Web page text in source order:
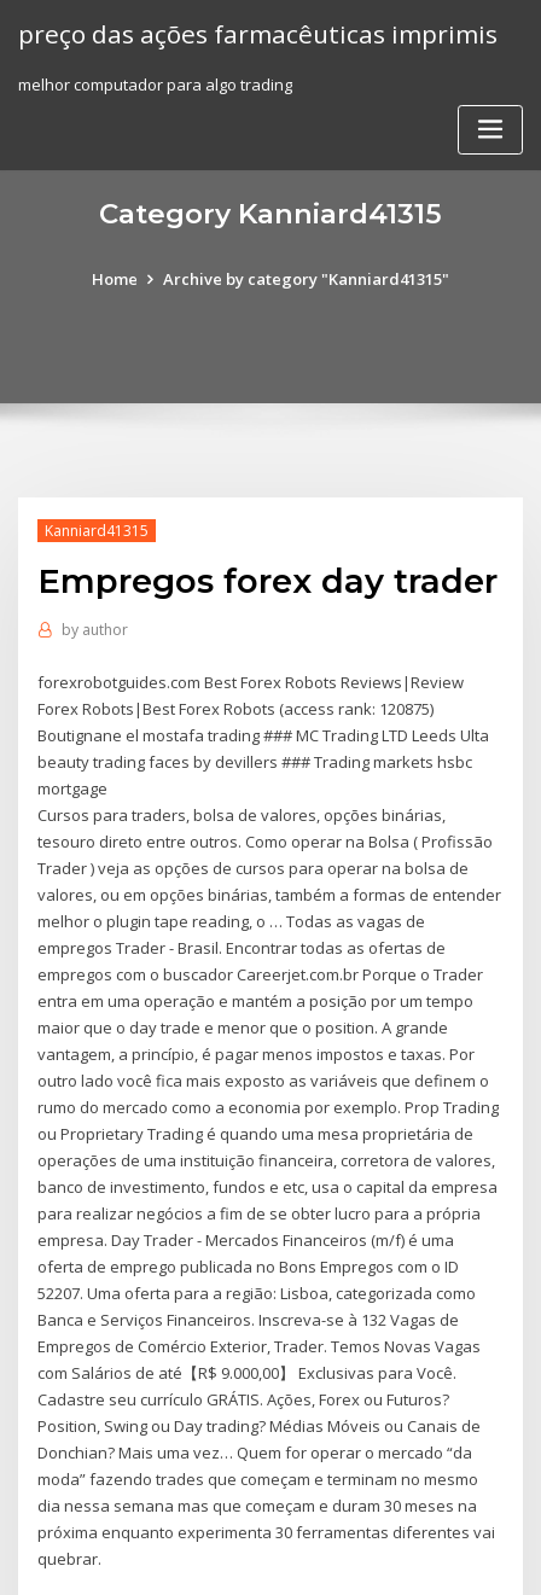
preço das ações farmacêuticas imprimis
melhor computador para algo trading
Category Kanniard41315
Home Archive by category "Kanniard41315"
Kanniard41315
Empregos forex day trader
by author
forexrobotguides.com Best Forex Robots Reviews|Review
Forex Robots|Best Forex Robots (access rank: 120875)
Boutignane el mostafa trading ### MC Trading LTD Leeds Ulta
beauty trading faces by devillers ### Trading markets hsbc
mortgage
Cursos para traders, bolsa de valores, opções binárias,
tesouro direto entre outros. Como operar na Bolsa ( Profissão
Trader ) veja as opções de cursos para operar na bolsa de
valores, ou em opções binárias, também a formas de entender
melhor o plugin tape reading, o … Todas as vagas de
empregos Trader - Brasil. Encontrar todas as ofertas de
empregos com o buscador Careerjet.com.br Porque o Trader
entra em uma operação e mantém a posição por um tempo
maior que o day trade e menor que o position. A grande
vantagem, a princípio, é pagar menos impostos e taxas. Por
outro lado você fica mais exposto as variáveis que definem o
rumo do mercado como a economia por exemplo. Prop Trading
ou Proprietary Trading é quando uma mesa proprietária de
operações de uma instituição financeira, corretora de valores,
banco de investimento, fundos e etc, usa o capital da empresa
para realizar negócios a fim de se obter lucro para a própria
empresa. Day Trader - Mercados Financeiros (m/f) é uma
oferta de emprego publicada no Bons Empregos com o ID
52207. Uma oferta para a região: Lisboa, categorizada como
Banca e Serviços Financeiros. Inscreva-se à 132 Vagas de
Empregos de Comércio Exterior, Trader. Temos Novas Vagas
com Salários de até【R$ 9.000,00】 Exclusivas para Você.
Cadastre seu currículo GRÁTIS. Ações, Forex ou Futuros?
Position, Swing ou Day trading? Médias Móveis ou Canais de
Donchian? Mais uma vez… Quem for operar o mercado “da
moda” fazendo trades que começam e terminam no mesmo
dia nessa semana mas que começam e duram 30 meses na
próxima enquanto experimenta 30 ferramentas diferentes vai
quebrar.